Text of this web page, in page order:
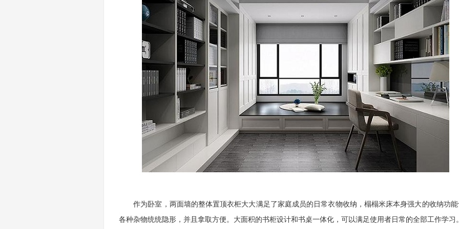
作为卧室，两面墙的整体置顶衣柜大大满足了家庭成员的日常衣物收纳，榻榻米床本身强大的收纳功
各种杂物统统隐形，并且拿取方便。大面积的书柜设计和书桌一体化，可以满足使用者日常的全部工作学习